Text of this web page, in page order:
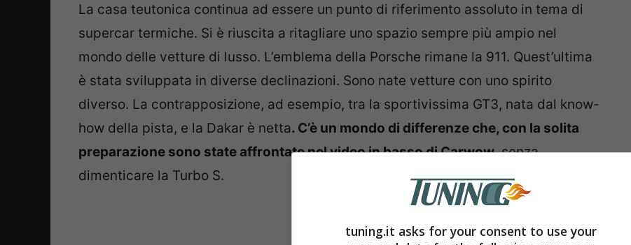
La casa teutonica continua ad essere un punto di riferimento assoluto in tema di
supercar termiche. Si è riuscita a ritagliare uno spazio sempre più ampio nel
mondo delle vetture di lusso. L’emblema della Porsche rimane la 911. Quest’ultima
è stata sviluppata in diverse declinazioni. Sono nate vetture con uno spirito
diverso. La contrapposizione, ad esempio, tra la sportivissima GT3, nata dal know-
how della pista, e la Dakar è netta. C’è un mondo di differenze che, con la solita
preparazione sono state affrontate nel video in basso di Carwow, senza
dimenticare la Turbo S.
tuning.it asks for your consent to use your